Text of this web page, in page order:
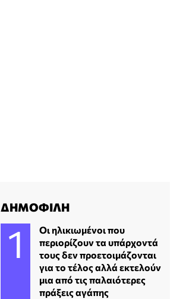
ΔΗΜΟΦΙΛΗ
Οι ηλικιωμένοι που
περιορίζουν τα υπάρχοντά
τους δεν προετοιμάζονται
για το τέλος αλλά εκτελούν
μια από τις παλαιότερες
πράξεις αγάπης